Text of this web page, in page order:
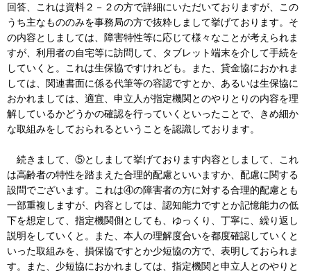
回答、これは資料２－２の方で詳細にいただいておりますが、この
うち主なもののみを事務局の方で抜粋しまして挙げております。そ
の内容としましては、障害特性等に応じて様々なことが考えられま
すが、利用者の自宅等に訪問して、タブレット端末を介して手続を
していくと。これは生保協ですけれども。また、貸金協におかれま
しては、関連書面に係る代筆等の容認ですとか、あるいは生保協に
おかれましては、適宜、申立人が指定機関とのやりとりの内容を理
解しているかどうかの確認を行っていくといったことで、きめ細か
な取組みをしておられるということを認識しております。
続きまして、⑤としまして挙げております内容としまして、これ
は高齢者の特性を踏まえた合理的配慮といいますか、配慮に関する
設問でございます。これは④の障害者の方に対する合理的配慮とも
一部重複しますが、内容としては、認知能力ですとか記憶能力の低
下を想定して、指定機関側としても、ゆっくり、丁寧に、繰り返し
説明をしていくと。また、本人の理解度合いを都度確認していくと
いった取組みを、損保協ですとか少短協の方で、表明しておられま
す。また、少短協におかれましては、指定機関と申立人とのやりと